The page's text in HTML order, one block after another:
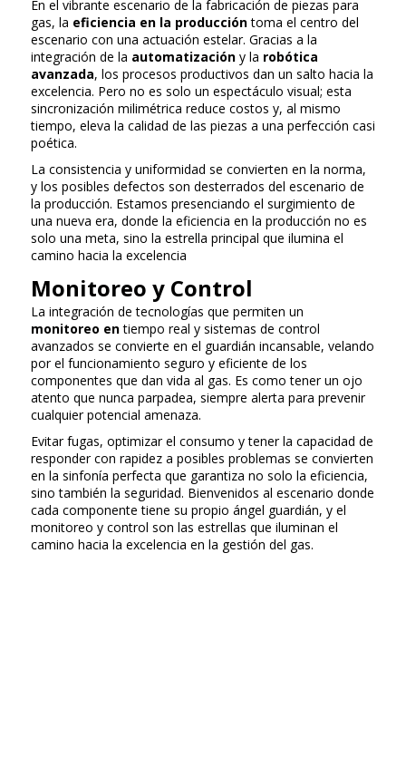
En el vibrante escenario de la fabricación de piezas para
gas, la eficiencia en la produccióntoma el centro del
escenario con una actuación estelar. Gracias a la
integración de la automatización y la robótica
avanzada, los procesos productivos dan un salto hacia la
excelencia. Pero no es solo un espectáculo visual; esta
sincronización milimétrica reduce costos y, al mismo
tiempo, eleva la calidad de las piezas a una perfección casi
poética.
La consistencia y uniformidad se convierten en la norma,
y los posibles defectos son desterrados del escenario de
la producción. Estamos presenciando el surgimiento de
una nueva era, donde la eficiencia en la producción no es
solo una meta, sino la estrella principal que ilumina el
camino hacia la excelencia
Monitoreo y Control
La integración de tecnologías que permiten un
monitoreo entiempo real y sistemas de control
avanzados se convierte en el guardián incansable, velando
por el funcionamiento seguro y eficiente de los
componentes que dan vida al gas. Es como tener un ojo
atento que nunca parpadea, siempre alerta para prevenir
cualquier potencial amenaza.
Evitar fugas, optimizar el consumo y tener la capacidad de
responder con rapidez a posibles problemas se convierten
en la sinfonía perfecta que garantiza no solo la eficiencia,
sino también la seguridad. Bienvenidos al escenario donde
cada componente tiene su propio ángel guardián, y el
monitoreo y control son las estrellas que iluminan el
camino hacia la excelencia en la gestión del gas.